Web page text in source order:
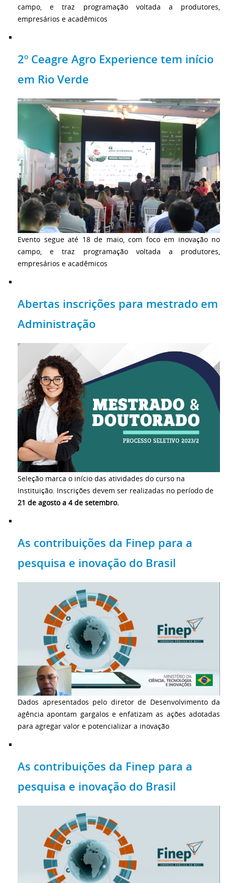
campo, e traz programação voltada a produtores,
empresários e acadêmicos
2º Ceagre Agro Experience tem início
em Rio Verde
Evento segue até 18 de maio, com foco em inovação no
campo, e traz programação voltada a produtores,
empresários e acadêmicos
Abertas inscrições para mestrado em
Administração
Seleção marca o início das atividades do curso na
Instituição. Inscrições devem ser realizadas no período de
21 de agosto a 4 de setembro.
As contribuições da Finep para a
pesquisa e inovação do Brasil
Dados apresentados pelo diretor de Desenvolvimento da
agência apontam gargalos e enfatizam as ações adotadas
para agregar valor e potencializar a inovação
As contribuições da Finep para a
pesquisa e inovação do Brasil